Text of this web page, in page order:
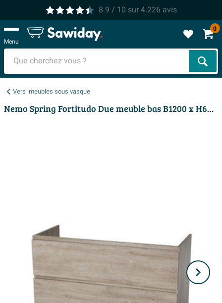
8.9 / 10 sur4.226 avis
Menu
0
Vers meubles sous vasque
Nemo Spring Fortitudo Due meuble bas B1200 x H640 x P495 mm 2 tiroirs sans découpes pour siphon poignée intégrée couleur rilia oak